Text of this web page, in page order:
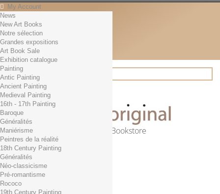
My Account
Contact
English
English
Français
News
Search
Online Art Bookstore
Cart (empty)
No products
Free shipping!
0,00 € Total
Check out
News
New Art Books
Notre sélection
Grandes expositions
Art Book Sale
Exhibition catalogue
Painting
Antic Painting
Ancient Painting
Medieval Painting
16th - 17th Painting
Baroque
Généralités
Maniérisme
Peintres de la réalité
18th Century Painting
Généralités
Néo-classicisme
Pré-romantisme
Rococo
19th Century Painting